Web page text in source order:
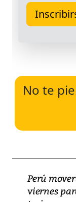
No te
Perú
viernes